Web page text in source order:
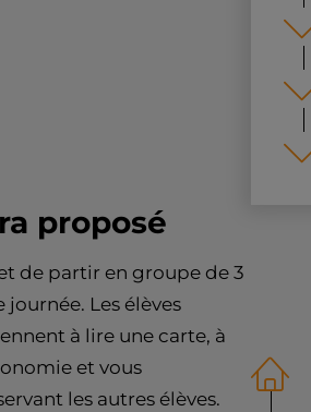
proposé
de partir en groupe de 3
Les élèves
à lire une carte, à
et vous
les autres élèves.